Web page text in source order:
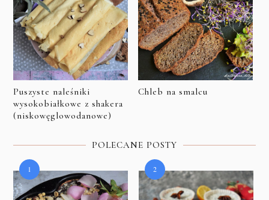
Puszyste naleśniki
wysokobiałkowe z shakera
(niskowęglowodanowe)
Chleb na smalcu
POLECANE POSTY